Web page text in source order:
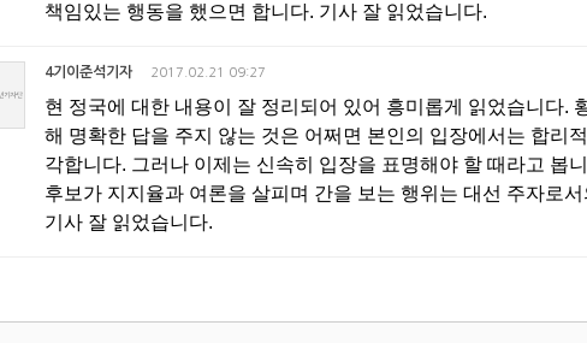
책임있는 행동을 했으면 합니다. 기사 잘 읽었습니다.
4기이준석기자 2017.02.21 09:27
현 정국에 대한 내용이 잘 정리되어 있어 흥미롭게 읽었습니다.
해 명확한 답을 주지 않는 것은 어쩌면 본인의 입장에서는 합리
각합니다. 그러나 이제는 신속히 입장을 표명해야 할 때라고 봅
후보가 지지율과 여론을 살피며 간을 보는 행위는 대선 주자로
기사 잘 읽었습니다.